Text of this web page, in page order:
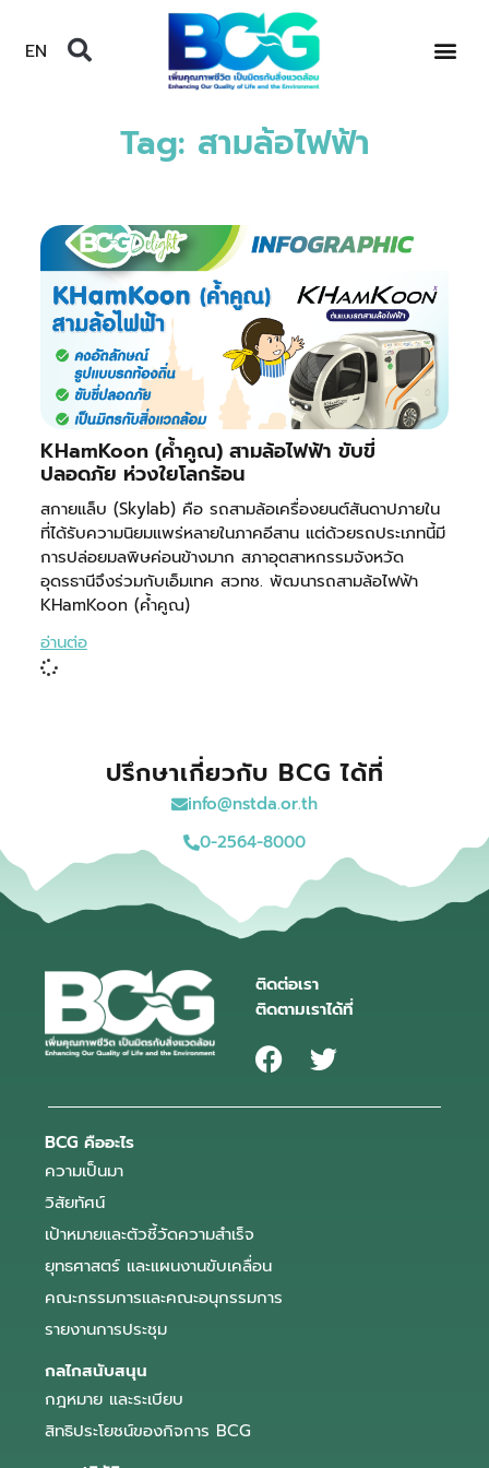
EN
Tag: สามล้อไฟฟ้า
KHamKoon (ค้ำคูณ) สามล้อไฟฟ้า ขับขี่
ปลอดภัย ห่วงใยโลกร้อน
สกายแล็บ (Skylab) คือ รถสามล้อเครื่องยนต์สันดาปภายใน
ที่ได้รับความนิยมแพร่หลายในภาคอีสาน แต่ด้วยรถประเภทนี้มี
การปล่อยมลพิษค่อนข้างมาก สภาอุตสาหกรรมจังหวัด
อุดรธานีจึงร่วมกับเอ็มเทค สวทช. พัฒนารถสามล้อไฟฟ้า
KHamKoon (ค้ำคูณ)
อ่านต่อ
ปรึกษาเกี่ยวกับ BCG ได้ที่
info@nstda.or.th
0-2564-8000
ติดต่อเรา
ติดตามเราได้ที่
BCG คืออะไร
ความเป็นมา
วิสัยทัศน์
เป้าหมายและตัวชี้วัดความสำเร็จ
ยุทธศาสตร์ และแผนงานขับเคลื่อน
คณะกรรมการและคณะอนุกรรมการ
รายงานการประชุม
กลไกสนับสนุน
กฎหมาย และระเบียบ
สิทธิประโยชน์ของกิจการ BCG